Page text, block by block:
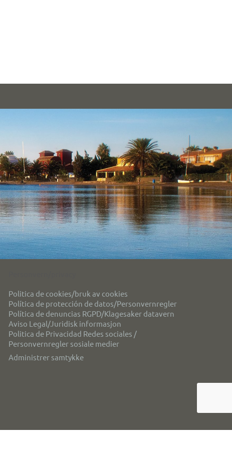
Politica de cookies/bruk av cookies
Política de protección de datos/Personvernregler
Política de denuncias RGPD/Klagesaker datavern
Aviso Legal/Juridisk informasjon
Politica de Privacidad Redes sociales /
Personvernregler sosiale medier
Administrer samtykke